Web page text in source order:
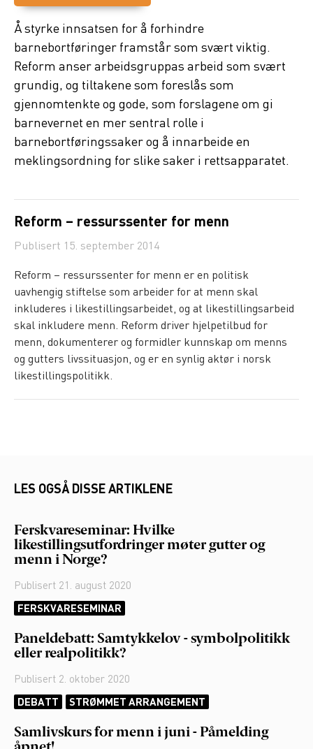
Å styrke innsatsen for å forhindre
barnebortføringer framstår som svært viktig.
Reform anser arbeidsgruppas arbeid som svært
grundig, og tiltakene som foreslås som
gjennomtenkte og gode, som forslagene om gi
barnevernet en mer sentral rolle i
barnebortføringssaker og å innarbeide en
meklingsordning for slike saker i rettsapparatet.
Reform – ressurssenter for menn
Publisert 15. september 2014
Reform – ressurssenter for menn er en politisk
uavhengig stiftelse som arbeider for at menn skal
inkluderes i likestillingsarbeidet, og at likestillingsarbeid
skal inkludere menn. Reform driver hjelpetilbud for
menn, dokumenterer og formidler kunnskap om menns
og gutters livssituasjon, og er en synlig aktør i norsk
likestillingspolitikk.
LES OGSÅ DISSE ARTIKLENE
Ferskvareseminar: Hvilke
likestillingsutfordringer møter gutter og
menn i Norge?
Publisert 21. august 2020
FERSKVARESEMINAR
Paneldebatt: Samtykkelov - symbolpolitikk
eller realpolitikk?
Publisert 2. oktober 2020
DEBATT
STRØMMET ARRANGEMENT
Samlivskurs for menn i juni - Påmelding